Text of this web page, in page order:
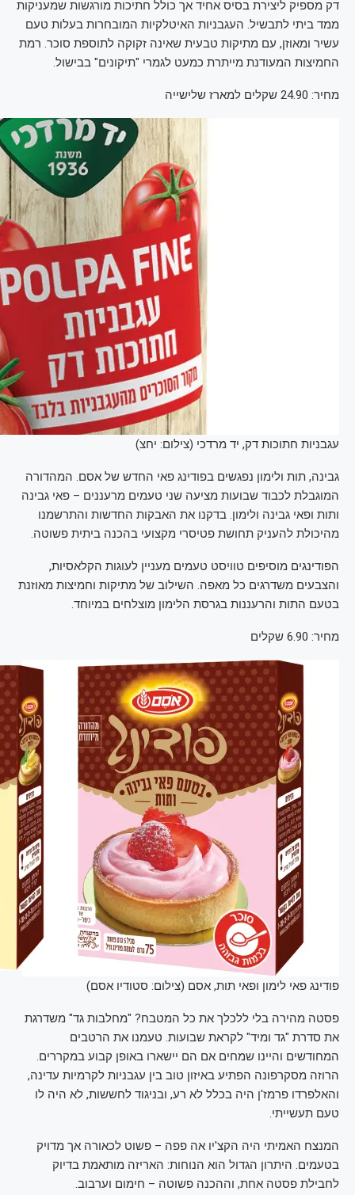
דק מספיק ליצירת בסיס אחיד אך כולל חתיכות מורגשות שמעניקות
ממד ביתי לתבשיל. העגבניות האיטלקיות המובחרות בעלות טעם
עשיר ומאוזן, עם מתיקות טבעית שאינה זקוקה לתוספת סוכר. רמת
החמיצות המעודנת מייתרת כמעט לגמרי "תיקונים" בבישול.
מחיר: 24.90 שקלים למארז שלישייה
עגבניות חתוכות דק, יד מרדכי (צילום: יחצ)
גבינה, תות ולימון נפגשים בפודינג פאי החדש של אסם. המהדורה
המוגבלת לכבוד שבועות מציעה שני טעמים מרעננים – פאי גבינה
ותות ופאי גבינה ולימון. בדקנו את האבקות החדשות והתרשמנו
מהיכולת להעניק תחושת פטיסרי מקצועי בהכנה ביתית פשוטה.
הפודינגים מוסיפים טוויסט טעמים מעניין לעוגות הקלאסיות,
והצבעים משדרגים כל מאפה. השילוב של מתיקות וחמיצות מאוזנת
בטעם התות והרעננות בגרסת הלימון מוצלחים במיוחד.
מחיר: 6.90 שקלים
פודינג פאי לימון ופאי תות, אסם (צילום: סטודיו אסם)
פסטה מהירה בלי ללכלך את כל המטבח? "מחלבות גד" משדרגת
את סדרת "גד ומיד" לקראת שבועות. טעמנו את הרטבים
המחודשים והיינו שמחים אם הם יישארו באופן קבוע במקררים.
הרוזה מסקרפונה הפתיע באיזון טוב בין עגבניות לקרמיות עדינה,
והאלפרדו פרמז'ן היה בכלל לא רע, ובניגוד לחששות, לא היה לו
טעם תעשייתי.
המנצח האמיתי היה הקצ'יו אה פפה – פשוט לכאורה אך מדויק
בטעמים. היתרון הגדול הוא הנוחות: האריזה מותאמת בדיוק
לחבילת פסטה אחת, וההכנה פשוטה – חימום וערבוב.